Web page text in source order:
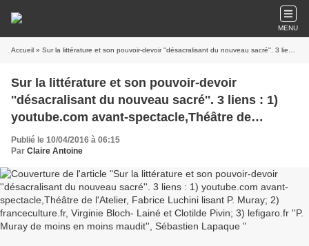
MENU
Accueil » Sur la littérature et son pouvoir-devoir ''désacralisant du nouveau sacré''. 3 liens : 1) youtube.com avant-spectacle,Théâtre de l'Atelier, Fabrice Luchini lisant P. Muray; 2) franceculture.fr, Virginie Bloch- Lainé et Clotilde Pivin; 3) lefigaro.fr ''P. Muray de moins en moins maudit'', Sébastien Lapaque
Sur la littérature et son pouvoir-devoir
''désacralisant du nouveau sacré''. 3 liens : 1)
youtube.com avant-spectacle,Théâtre de
l'Atelier, Fabrice Luchini lisant P. Muray; 2)
franceculture.fr, Virginie Bloch- Lainé et Clotilde
Pivin; 3) lefigaro.fr ''P. Muray de moins en moins
maudit'', Sébastien Lapaque
Publié le 10/04/2016 à 06:15
Par Claire Antoine